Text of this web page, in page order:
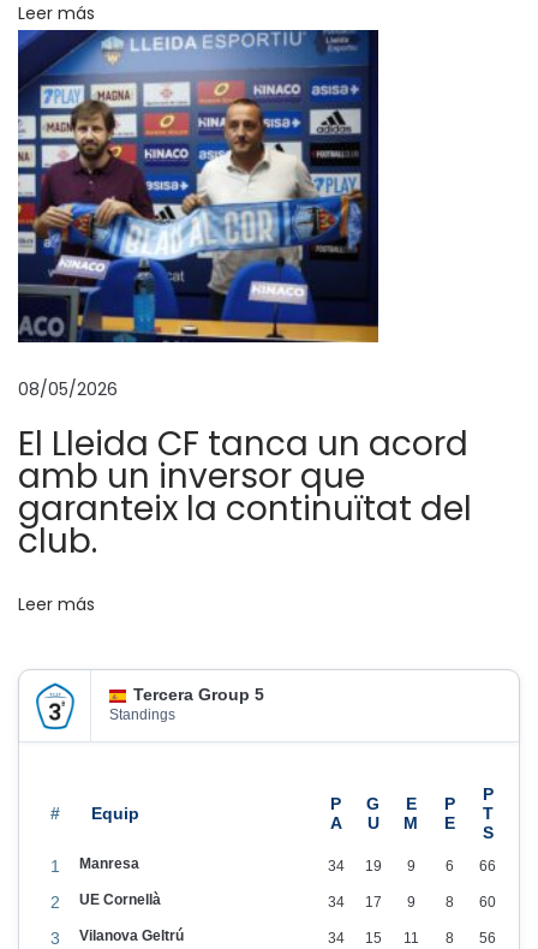
n
e
e
x
c
e
i
a
l
a
l
a
p
’
Leer más
08/05/2026
El Lleida CF tanca un acord
amb un inversor que
garanteix la continuïtat del
club.
Leer más
Tercera Group 5
Standings
#
1 Manresa 34 19 9 6 66
2 UE Cornellà 34 17 9 8 60
3 Vilanova Geltrú 34 15 11 8 56